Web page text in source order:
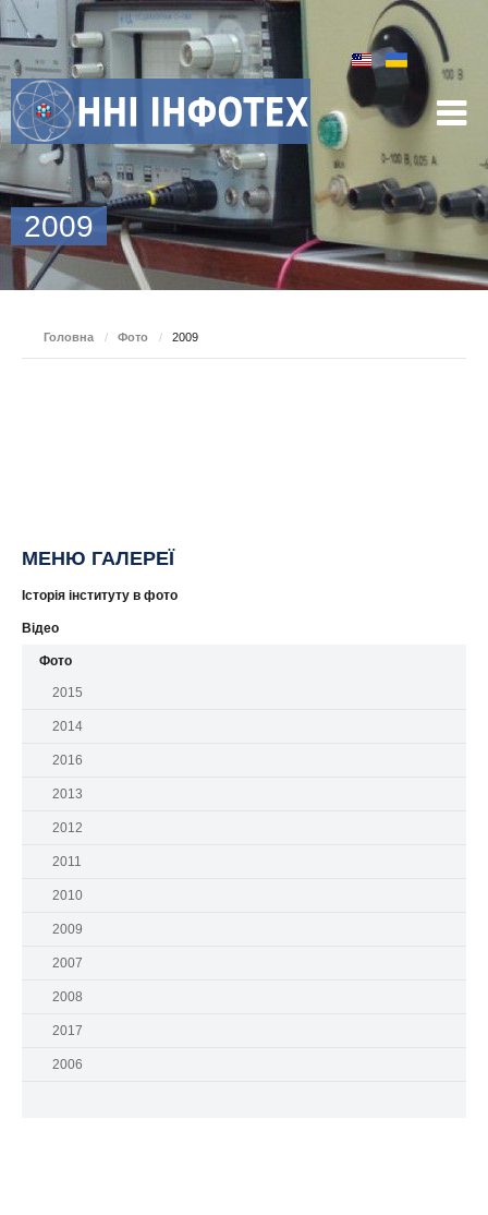
2009
Головна / Фото / 2009
МЕНЮ ГАЛЕРЕЇ
Історія інституту в фото
Відео
Фото
2015
2014
2016
2013
2012
2011
2010
2009
2007
2008
2017
2006